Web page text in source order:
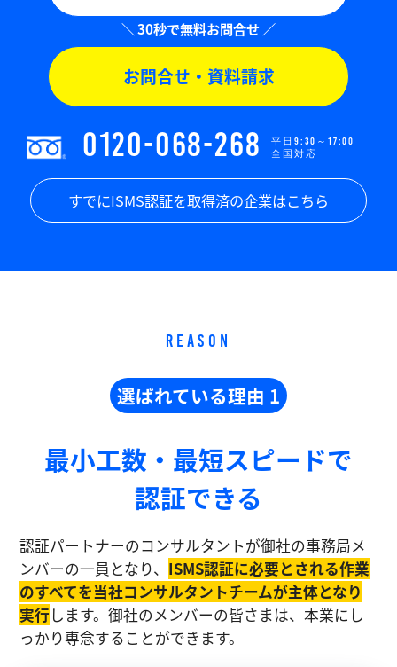
お問合せ・資料請求
0120-068-268
平日9:30～17:00
全国対応
すでにISMS認証を取得済の企業はこちら
REASON
選ばれている理由 1
最小工数・最短スピードで
認証できる
認証パートナーのコンサルタントが御社の事務局メ
ンバーの一員となり、 ISMS認証に必要とされる作業
のすべてを当社コンサルタントチームが主体となり
実⾏ します。御社のメンバーの皆さまは、本業にし
っかり専念することができます。